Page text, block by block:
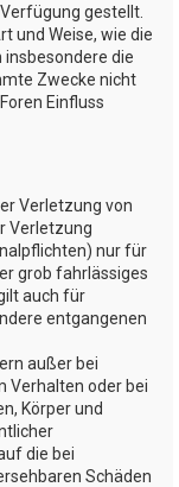
gestellt.
und Weise, wie die
die
Zwecke nicht
Einfluss
Verletzung von
Verletzung
nur für
grob fahrlässiges
auch für
entgangenen
außer bei
Verhalten oder bei
Körper und
die bei
Schäden